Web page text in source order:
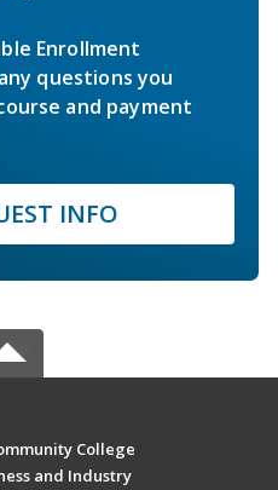
Enrollment
questions you
and payment
INFO
College
and Industry